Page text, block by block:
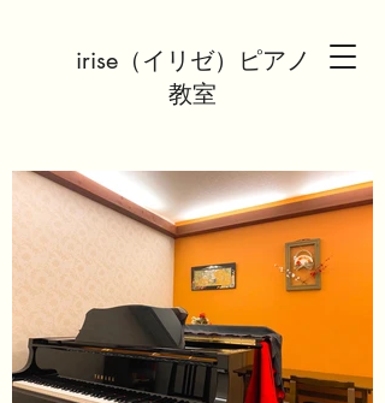
irise（イリゼ）ピアノ
教室